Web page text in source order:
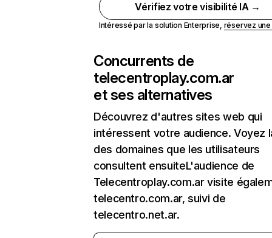
Vérifiez votre visibilité IA →
Intéressé par la solution Enterprise, réservez
Concurrents de
telecentroplay.com.ar
et ses alternatives
Découvrez d'autres sites web qui
intéressent votre audience. Voyez
des domaines que les utilisateurs
consultent ensuiteL'audience de
Telecentroplay.com.ar visite
telecentro.com.ar, suivi de
telecentro.net.ar.